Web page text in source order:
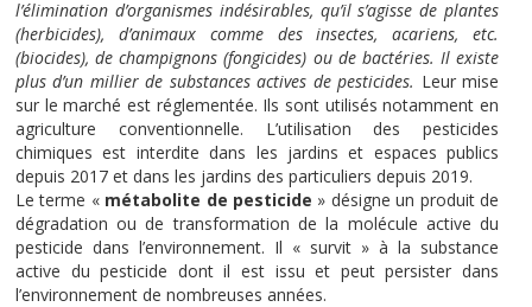
l’élimination d’organismes indésirables, qu’il s’agisse de plantes
(herbicides), d’animaux comme des insectes, acariens, etc.
(biocides), de champignons (fongicides) ou de bactéries. Il existe
plus d’un millier de substances actives de pesticides. Leur mise
sur le marché est réglementée. Ils sont utilisés notamment en
agriculture conventionnelle. L’utilisation des pesticides
chimiques est interdite dans les jardins et espaces publics
depuis 2017 et dans les jardins des particuliers depuis 2019.
Le terme « métabolite de pesticide » désigne un produit de
dégradation ou de transformation de la molécule active du
pesticide dans l’environnement. Il « survit » à la substance
active du pesticide dont il est issu et peut persister dans
l’environnement de nombreuses années.